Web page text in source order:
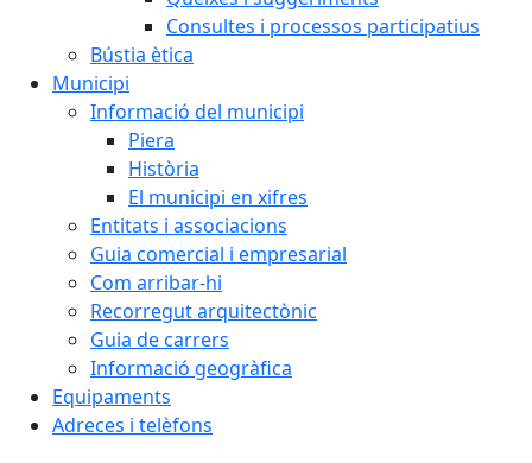
Consultes i processos participatius
Bústia ètica
Municipi
Informació del municipi
Piera
Història
El municipi en xifres
Entitats i associacions
Guia comercial i empresarial
Com arribar-hi
Recorregut arquitectònic
Guia de carrers
Informació geogràfica
Equipaments
Adreces i telèfons